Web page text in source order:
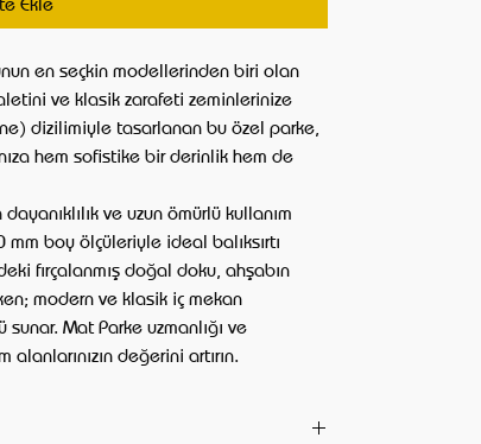
en seçkin modellerinden biri olan
ve klasik zarafeti zeminlerinize
dizilimiyle tasarlanan bu özel parke,
hem sofistike bir derinlik hem de
ve uzun ömürlü kullanım
boy ölçüleriyle ideal balıksırtı
fırçalanmış doğal doku, ahşabın
modern ve klasik iç mekan
sunar. Mat Parke uzmanlığı ve
değerini artırın.